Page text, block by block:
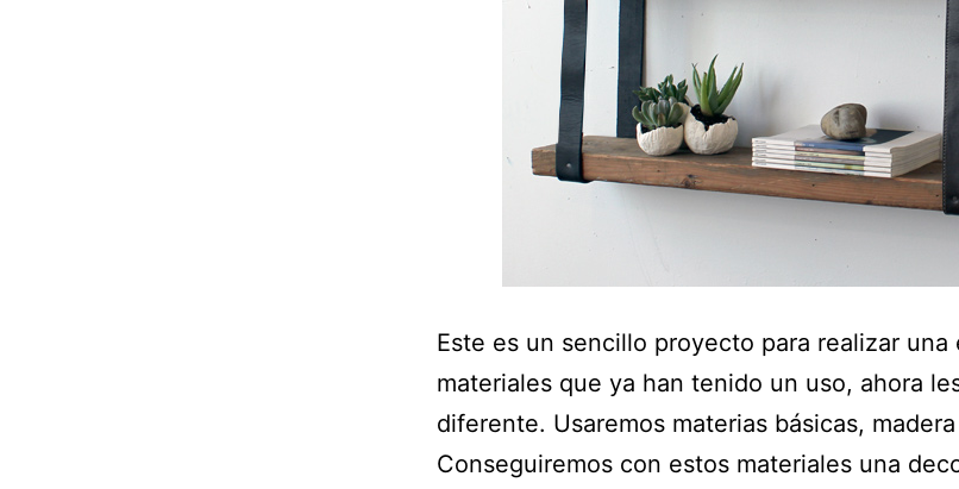
Este es un sencillo proyecto para realizar una
materiales que ya han tenido un uso, ahora
diferente. Usaremos materias básicas,
Conseguiremos con estos materiales una